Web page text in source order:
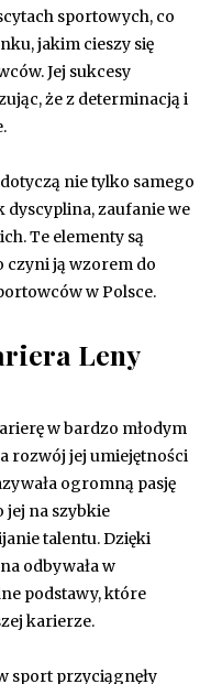
sportowych, co
jakim cieszy się
Jej sukcesy
że z determinacją i
nie tylko samego
dyscyplina, zaufanie we
Te elementy są
czyni ją wzorem do
w Polsce.
Leny
w bardzo młodym
rozwój jej umiejętności
ogromną pasję
jej na szybkie
talentu. Dzięki
odbywała w
podstawy, które
karierze.
sport przyciągnęły